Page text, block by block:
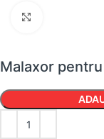
Malaxor